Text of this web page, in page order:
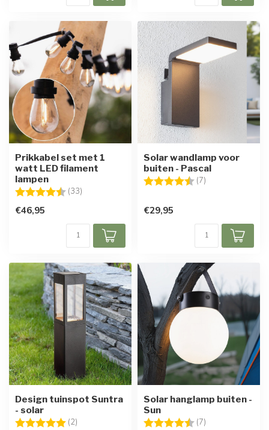
Prikkabel set met 1
watt LED filament
lampen
Beoordeling: (33)
€46,95
Solar wandlamp voor
buiten - Pascal
Beoordeling: (7)
€29,95
Design tuinspot Suntra
- solar
Beoordeling: (2)
Solar hanglamp buiten -
Sun
Beoordeling: (7)